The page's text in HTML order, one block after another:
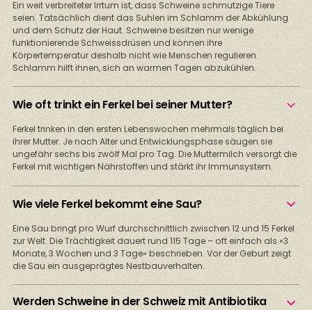
Ein weit verbreiteter Irrtum ist, dass Schweine schmutzige Tiere
seien. Tatsächlich dient das Suhlen im Schlamm der Abkühlung
und dem Schutz der Haut. Schweine besitzen nur wenige
funktionierende Schweissdrüsen und können ihre
Körpertemperatur deshalb nicht wie Menschen regulieren.
Schlamm hilft ihnen, sich an warmen Tagen abzukühlen.
Wie oft trinkt ein Ferkel bei seiner Mutter?
Ferkel trinken in den ersten Lebenswochen mehrmals täglich bei
ihrer Mutter. Je nach Alter und Entwicklungsphase säugen sie
ungefähr sechs bis zwölf Mal pro Tag. Die Muttermilch versorgt die
Ferkel mit wichtigen Nährstoffen und stärkt ihr Immunsystem.
Wie viele Ferkel bekommt eine Sau?
Eine Sau bringt pro Wurf durchschnittlich zwischen 12 und 15 Ferkel
zur Welt. Die Trächtigkeit dauert rund 115 Tage – oft einfach als «3
Monate, 3 Wochen und 3 Tage» beschrieben. Vor der Geburt zeigt
die Sau ein ausgeprägtes Nestbauverhalten.
Werden Schweine in der Schweiz mit Antibiotika